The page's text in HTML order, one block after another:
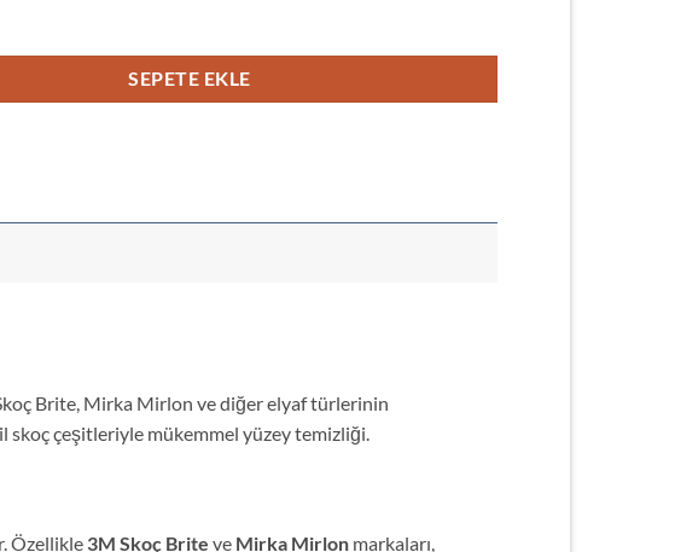
SEPETE EKLE
Brite, Mirka Mirlon ve diğer elyaf türlerinin
skoç çeşitleriyle mükemmel yüzey temizliği.
Özellikle 3M Skoç Brite ve Mirka Mirlonmarkaları,